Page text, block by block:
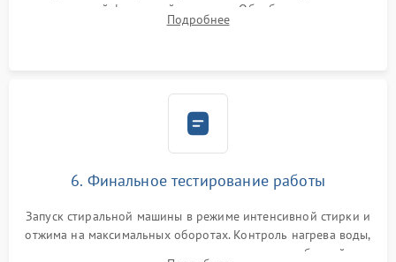
надежной фиксацией хомутами. Обработка стыков
герметиком для предотвращения возможных протечек воды.
Подробнее
6. Финальное тестирование работы
Запуск стиральной машины в режиме интенсивной стирки и
отжима на максимальных оборотах. Контроль нагрева воды,
корректности слива, отсутствия излишних вибраций,